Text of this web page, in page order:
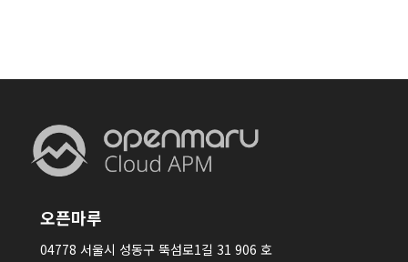
오픈마루
04778 서울시 성동구 뚝섬로1길 31 906 호